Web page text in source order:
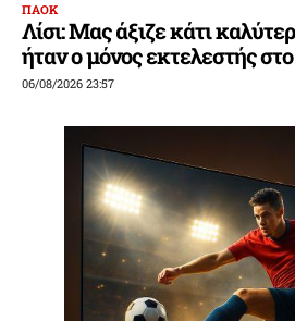
ΠΑΟΚ
Λίσι: Μας άξιζε κάτι
ήταν ο μόνος εκτελεστής
06/08/2026 23:57